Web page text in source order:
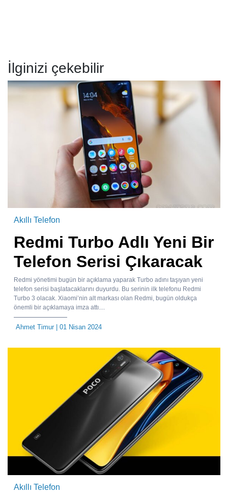
İlginizi çekebilir
Akıllı Telefon
Redmi Turbo Adlı Yeni Bir
Telefon Serisi Çıkaracak
Redmi yönetimi bugün bir açıklama yaparak Turbo adını taşıyan yeni
telefon serisi başlatacaklarını duyurdu. Bu serinin ilk telefonu Redmi
Turbo 3 olacak. Xiaomi’nin alt markası olan Redmi, bugün oldukça
önemli bir açıklamaya imza attı....
Ahmet Timur| 01 Nisan 2024
Akıllı Telefon